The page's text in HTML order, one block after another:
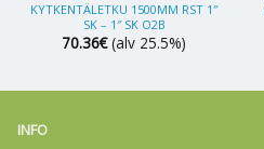
KYTKENTÄLETKU 1500MM RST 1″
SK – 1″ SK O2B
70.36€ (alv 25.5%)
INFO